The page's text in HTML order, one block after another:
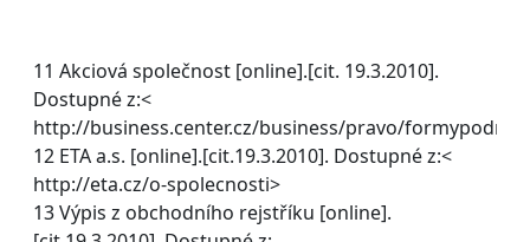
11 Akciová společnost [online].[cit. 19.3.2010].
Dostupné z:<
http://business.center.cz/business/pravo/formypodn/
12 ETA a.s. [online].[cit.19.3.2010]. Dostupné z:<
http://eta.cz/o-spolecnosti>
13 Výpis z obchodního rejstříku [online].